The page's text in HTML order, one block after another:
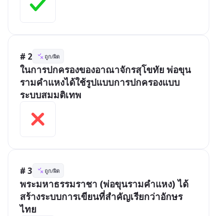
# 2 ถูก/ผิด
ในการปกครองของอาณาจักรสุโขทัย พ่อขุน
รามคำแหงได้ใช้รูปแบบการปกครองแบบ
ระบบสมมติเทพ
# 3 ถูก/ผิด
พระมหาธรรมราชา (พ่อขุนรามคำแหง) ได้
สร้างระบบการเขียนที่สำคัญเรียกว่าอักษร
ไทย